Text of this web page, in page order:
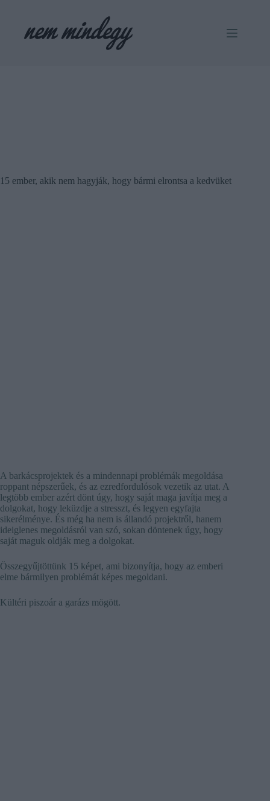
15 ember, akik nem hagyják, hogy bármi elrontsa a kedvüket
A barkácsprojektek és a mindennapi problémák megoldása
roppant népszerűek, és az ezredfordulósok vezetik az utat. A
legtöbb ember azért dönt úgy, hogy saját maga javítja meg a
dolgokat, hogy leküzdje a stresszt, és legyen egyfajta
sikerélménye. És még ha nem is állandó projektről, hanem
ideiglenes megoldásról van szó, sokan döntenek úgy, hogy
saját maguk oldják meg a dolgokat.
Összegyűjtöttünk 15 képet, ami bizonyítja, hogy az emberi
elme bármilyen problémát képes megoldani.
Kültéri piszoár a garázs mögött.